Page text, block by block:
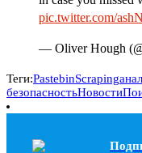
pic.twitter.com/
— Oliver Hough
Теги:PastebinScraping
безопасностьНовости